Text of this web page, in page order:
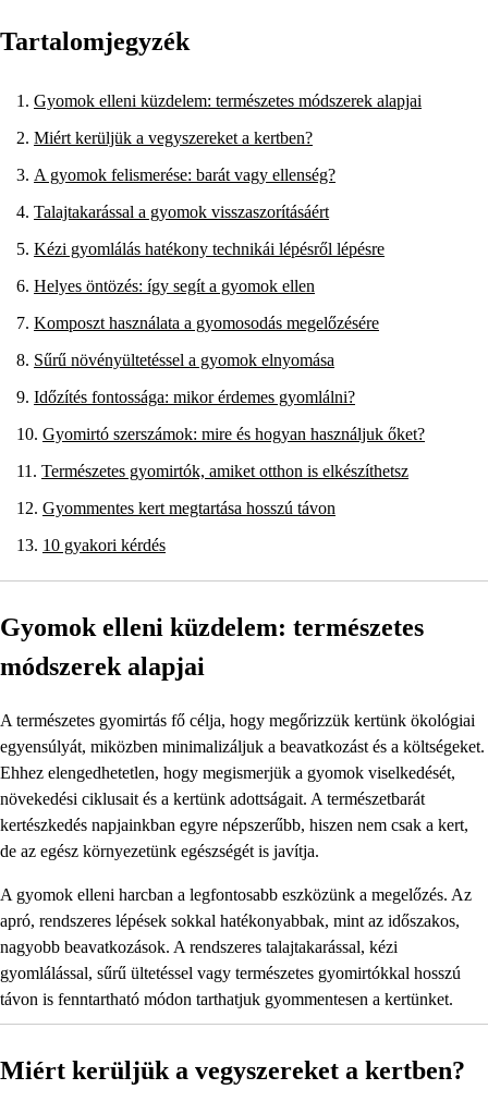
Tartalomjegyzék
Gyomok elleni küzdelem: természetes módszerek alapjai
Miért kerüljük a vegyszereket a kertben?
A gyomok felismerése: barát vagy ellenség?
Talajtakarással a gyomok visszaszorításáért
Kézi gyomlálás hatékony technikái lépésről lépésre
Helyes öntözés: így segít a gyomok ellen
Komposzt használata a gyomosodás megelőzésére
Sűrű növényültetéssel a gyomok elnyomása
Időzítés fontossága: mikor érdemes gyomlálni?
Gyomirtó szerszámok: mire és hogyan használjuk őket?
Természetes gyomirtók, amiket otthon is elkészíthetsz
Gyommentes kert megtartása hosszú távon
10 gyakori kérdés
Gyomok elleni küzdelem: természetes
módszerek alapjai
A természetes gyomirtás fő célja, hogy megőrizzük kertünk ökológiai
egyensúlyát, miközben minimalizáljuk a beavatkozást és a költségeket.
Ehhez elengedhetetlen, hogy megismerjük a gyomok viselkedését,
növekedési ciklusait és a kertünk adottságait. A természetbarát
kertészkedés napjainkban egyre népszerűbb, hiszen nem csak a kert,
de az egész környezetünk egészségét is javítja.
A gyomok elleni harcban a legfontosabb eszközünk a megelőzés. Az
apró, rendszeres lépések sokkal hatékonyabbak, mint az időszakos,
nagyobb beavatkozások. A rendszeres talajtakarással, kézi
gyomlálással, sűrű ültetéssel vagy természetes gyomirtókkal hosszú
távon is fenntartható módon tarthatjuk gyommentesen a kertünket.
Miért kerüljük a vegyszereket a kertben?